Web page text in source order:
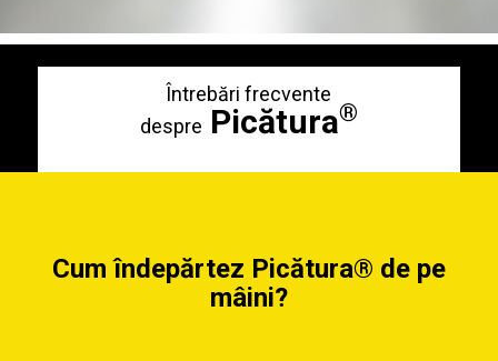
Întrebări frecvente
despre Picătura®
Cum îndepărtez Picătura® de pe
mâini?